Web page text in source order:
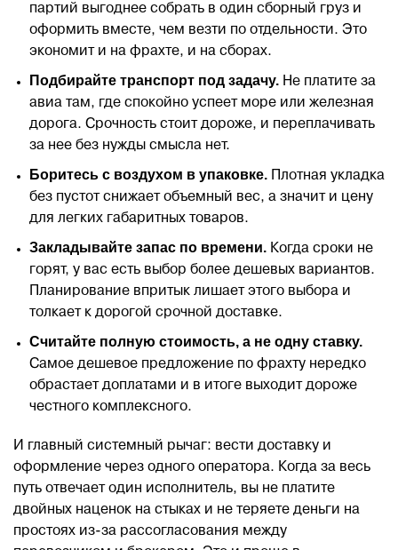
партий выгоднее собрать в один сборный груз и
оформить вместе, чем везти по отдельности. Это
экономит и на фрахте, и на сборах.
Подбирайте транспорт под задачу. Не платите за
авиа там, где спокойно успеет море или железная
дорога. Срочность стоит дороже, и переплачивать
за нее без нужды смысла нет.
Боритесь с воздухом в упаковке. Плотная укладка
без пустот снижает объемный вес, а значит и цену
для легких габаритных товаров.
Закладывайте запас по времени. Когда сроки не
горят, у вас есть выбор более дешевых вариантов.
Планирование впритык лишает этого выбора и
толкает к дорогой срочной доставке.
Считайте полную стоимость, а не одну ставку.
Самое дешевое предложение по фрахту нередко
обрастает доплатами и в итоге выходит дороже
честного комплексного.
И главный системный рычаг: вести доставку и
оформление через одного оператора. Когда за весь
путь отвечает один исполнитель, вы не платите
двойных наценок на стыках и не теряете деньги на
простоях из-за рассогласования между